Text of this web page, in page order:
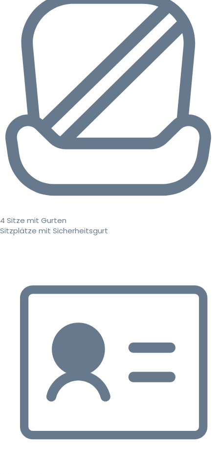
4 Sitze mit Gurten
Sitzplätze mit Sicherheitsgurt